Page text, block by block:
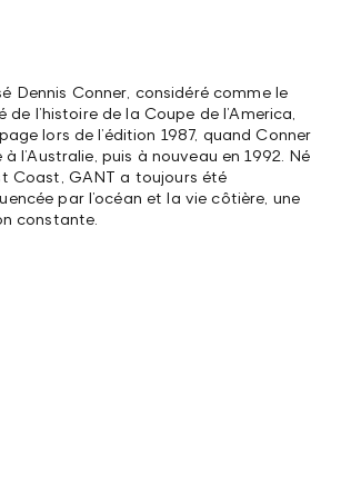
Dennis Conner, considéré comme le
l’histoire de la Coupe de l’America,
lors de l’édition 1987, quand Conner
l’Australie, puis à nouveau en 1992. Né
Coast, GANT a toujours été
par l’océan et la vie côtière, une
constante.